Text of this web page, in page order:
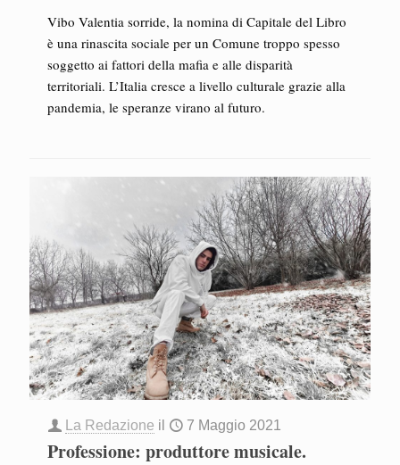
Vibo Valentia sorride, la nomina di Capitale del Libro
è una rinascita sociale per un Comune troppo spesso
soggetto ai fattori della mafia e alle disparità
territoriali. L’Italia cresce a livello culturale grazie alla
pandemia, le speranze virano al futuro.
La Redazione il 7 Maggio 2021
Professione: produttore musicale.